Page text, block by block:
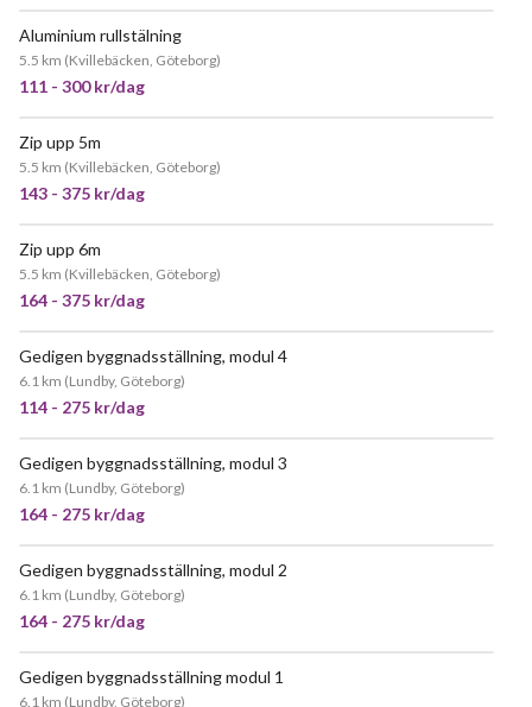
Aluminium rullstälning
5.5 km (Kvillebäcken, Göteborg)
111 - 300 kr/dag
Zip upp 5m
5.5 km (Kvillebäcken, Göteborg)
143 - 375 kr/dag
Zip upp 6m
5.5 km (Kvillebäcken, Göteborg)
164 - 375 kr/dag
Gedigen byggnadsställning, modul 4
6.1 km (Lundby, Göteborg)
114 - 275 kr/dag
Gedigen byggnadsställning, modul 3
6.1 km (Lundby, Göteborg)
164 - 275 kr/dag
Gedigen byggnadsställning, modul 2
6.1 km (Lundby, Göteborg)
164 - 275 kr/dag
Gedigen byggnadsställning modul 1
6.1 km (Lundby, Göteborg)